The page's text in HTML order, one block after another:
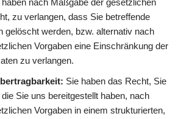
haben nach Maßgabe der gesetzlichen
zu verlangen, dass Sie betreffende
gelöscht werden, bzw. alternativ nach
Vorgaben eine Einschränkung der
zu verlangen.
Sie haben das Recht, Sie
Sie uns bereitgestellt haben, nach
Vorgaben in einem strukturierten,